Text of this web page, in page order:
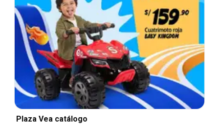
Plaza Vea catálogo